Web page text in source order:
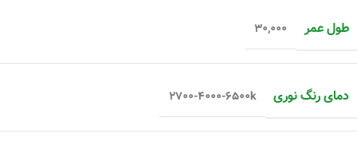
طول عمر ۳۰,۰۰۰
دمای رنگ نوری ۲۷۰۰-۴۰۰۰-۶۵۰۰k